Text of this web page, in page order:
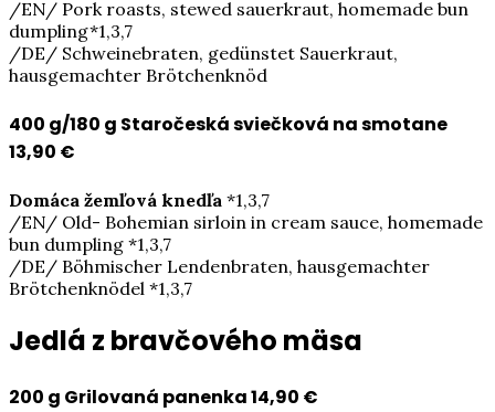
/EN/ Pork roasts, stewed sauerkraut, homemade bun
dumpling*1,3,7
/DE/ Schweinebraten, gedünstet Sauerkraut,
hausgemachter Brötchenknöd
400 g/180 g Staročeská sviečková na smotane
13,90 €
Domáca žemľová knedľa *1,3,7
/EN/ Old- Bohemian sirloin in cream sauce, homemade
bun dumpling *1,3,7
/DE/ Böhmischer Lendenbraten, hausgemachter
Brötchenknödel *1,3,7
Jedlá z bravčového mäsa
200 g Grilovaná panenka14,90 €